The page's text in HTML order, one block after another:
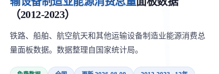
（2012-2023）
铁路、船舶、航空航天和其他运输设备制造业能源消费总
量面板数据。数据整理自国家统计局。